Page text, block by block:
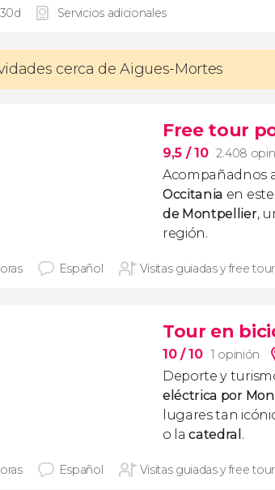
Servicios adicionales
cerca de Aigues-Mortes
Free tour
9,5 / 10 2.408
Acompañadnos
Occitania en
de Montpellier,
región.
Español Visitas guiadas y free
Tour en
10/ 10 1 opinión
Deporte y
eléctrica por
lugares tan
o lacatedral .
Español Visitas guiadas y free